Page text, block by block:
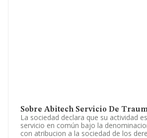
Sobre Abitech Servicio De
La sociedad declara que su actividad
servicio en común bajo la
con atribucion a la sociedad de los